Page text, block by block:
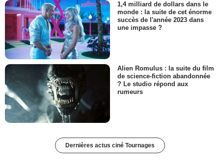
1,4 milliard de dollars dans le
monde : la suite de cet énorme
succès de l'année 2023 dans
une impasse ?
Alien Romulus : la suite du film
de science-fiction abandonnée
? Le studio répond aux
rumeurs
Dernières actus ciné Tournages